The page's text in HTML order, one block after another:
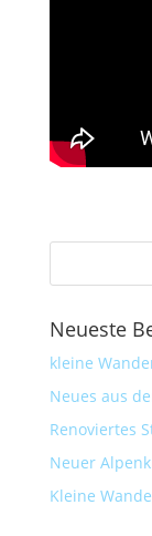
Neueste
kleine
Neues aus
Renoviertes
Neuer
Kleine